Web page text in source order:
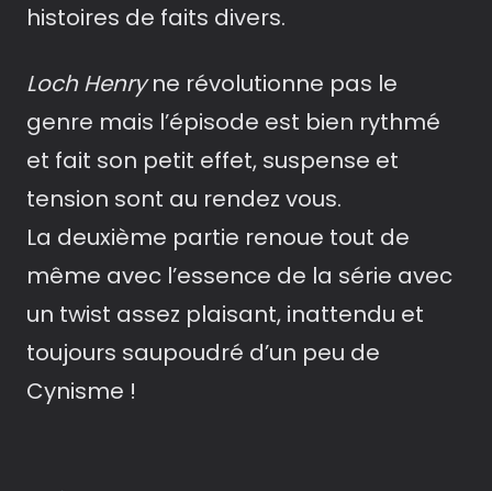
histoires de faits divers.
Loch Henryne révolutionne pas le
genre mais l’épisode est bien rythmé
et fait son petit effet, suspense et
tension sont au rendez vous.
La deuxième partie renoue tout de
même avec l’essence de la série avec
un twist assez plaisant, inattendu et
toujours saupoudré d’un peu de
Cynisme !